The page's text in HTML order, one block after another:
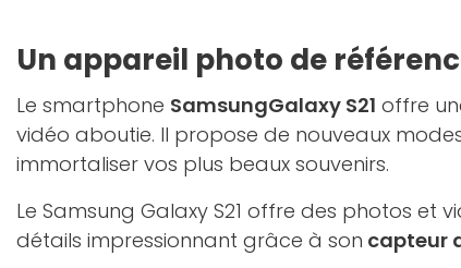
Un appareil photo de
Le smartphone SamsungGalaxy S21 offre
vidéo aboutie. Il propose de nouveaux
immortaliser vos plus beaux souvenirs.
Le Samsung Galaxy S21 offre des photos et
détails impressionnant grâce à son capteur